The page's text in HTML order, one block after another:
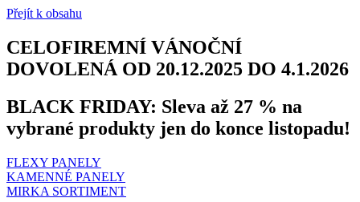
Přejít k obsahu
CELOFIREMNÍ VÁNOČNÍ
DOVOLENÁ OD 20.12.2025 DO 4.1.2026
BLACK FRIDAY: Sleva až 27 % na
vybrané produkty jen do konce listopadu!
FLEXY PANELY
KAMENNÉ PANELY
MIRKA SORTIMENT